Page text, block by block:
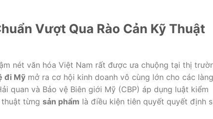
Vượt Qua Rào Cản Kỹ Thuật
nét văn hóa Việt Nam rất được ưa chuộng tại thị
đi Mỹ mở ra cơ hội kinh doanh vô cùng lớn cho các làng
quan và Bảo vệ Biên giới Mỹ (CBP) áp dụng luật kiểm
từng sản phẩm là điều kiện tiên quyết quyết định